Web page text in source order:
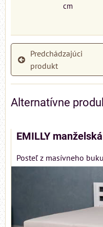
cm
Predchádzajúci
produkt
Alternatívne
EMILLY
Posteľ z masívneho